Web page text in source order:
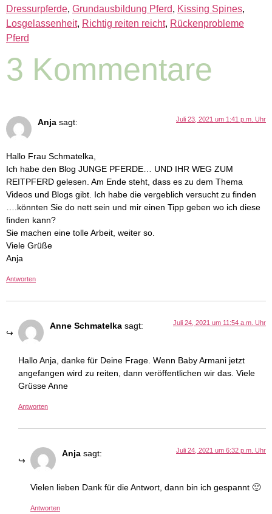
Dressurpferde, Grundausbildung Pferd, Kissing Spines,
Losgelassenheit, Richtig reiten reicht, Rückenprobleme
Pferd
3 Kommentare
Anja sagt: Juli 23, 2021 um 1:41 p.m. Uhr
Hallo Frau Schmatelka,
Ich habe den Blog JUNGE PFERDE… UND IHR WEG ZUM
REITPFERD gelesen. Am Ende steht, dass es zu dem Thema
Videos und Blogs gibt. Ich habe die vergeblich versucht zu finden
….könnten Sie do nett sein und mir einen Tipp geben wo ich diese
finden kann?
Sie machen eine tolle Arbeit, weiter so.
Viele Grüße
Anja
Antworten
Anne Schmatelka sagt: Juli 24, 2021 um 11:54 a.m. Uhr
Hallo Anja, danke für Deine Frage. Wenn Baby Armani jetzt
angefangen wird zu reiten, dann veröffentlichen wir das. Viele
Grüsse Anne
Antworten
Anja sagt: Juli 24, 2021 um 6:32 p.m. Uhr
Vielen lieben Dank für die Antwort, dann bin ich gespannt 🙂
Antworten